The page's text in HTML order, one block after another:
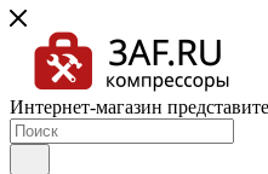
Интернет-магазин